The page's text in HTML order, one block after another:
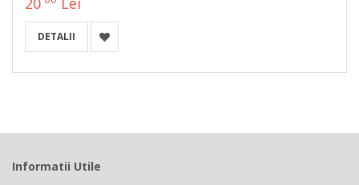
DETALII
Informatii Utile